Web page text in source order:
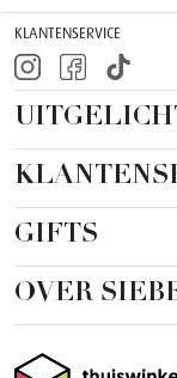
KLANTENSERVICE
GIFTS
OVER